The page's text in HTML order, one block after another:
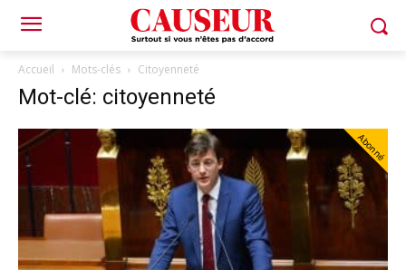
Accueil Mots-clés Citoyenneté
Mot-clé: citoyenneté
Abonné